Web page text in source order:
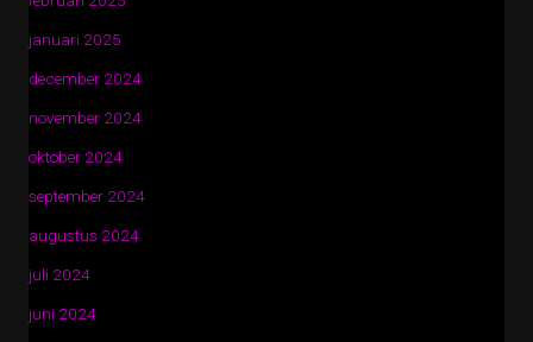
januari 2025
december 2024
november 2024
oktober 2024
september 2024
augustus 2024
juli 2024
juni 2024